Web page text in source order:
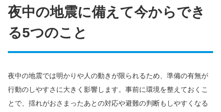
夜中の地震に備えて今からでき
る5つのこと
夜中の地震では明かりや人の動きが限られるため、準備の有無が
行動のしやすさに大きく影響します。事前に環境を整えておくこ
とで、揺れがおさまったあとの対応や避難の判断もしやすくなる